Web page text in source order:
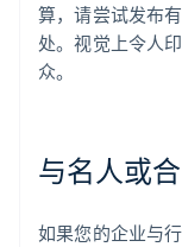
算，请尝试发布
处。视觉上令人
众。
与名人或
如果您的企业与